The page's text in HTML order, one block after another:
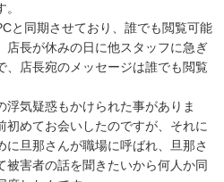
と同期させており、誰でも閲覧可能
店長が休みの日に他スタッフに急ぎ
、店長宛のメッセージは誰でも閲覧
浮気疑惑もかけられた事がありま
初めてお会いしたのですが、それに
に旦那さんが職場に呼ばれ、旦那さ
被害者の話を聞きたいから何人か同